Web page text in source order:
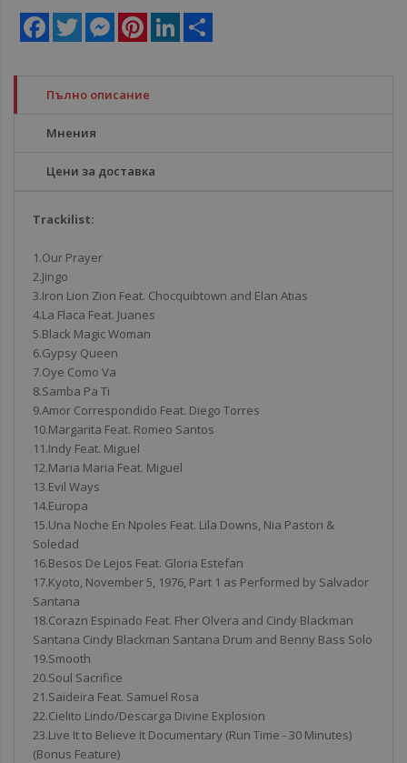
Facebook
Twitter MessengerPinterestLinkedIn
Пълно описание
Мнения
Цени за доставка
Trackilist:
1.Our Prayer
2.Jingo
3.Iron Lion Zion Feat. Chocquibtown and Elan Atias
4.La Flaca Feat. Juanes
5.Black Magic Woman
6.Gypsy Queen
7.Oye Como Va
8.Samba Pa Ti
9.Amor Correspondido Feat. Diego Torres
10.Margarita Feat. Romeo Santos
11.Indy Feat. Miguel
12.Maria Maria Feat. Miguel
13.Evil Ways
14.Europa
15.Una Noche En Npoles Feat. Lila Downs, Nia Pastori &
Soledad
16.Besos De Lejos Feat. Gloria Estefan
17.Kyoto, November 5, 1976, Part 1 as Performed by Salvador
Santana
18.Corazn Espinado Feat. Fher Olvera and Cindy Blackman
Santana Cindy Blackman Santana Drum and Benny Bass Solo
19.Smooth
20.Soul Sacrifice
21.Saideira Feat. Samuel Rosa
22.Cielito Lindo/Descarga Divine Explosion
23.Live It to Believe It Documentary (Run Time - 30 Minutes)
(Bonus Feature)